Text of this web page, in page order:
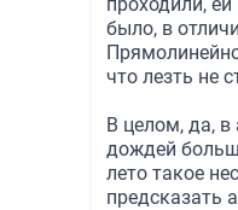
было, в
что лезть не
В целом, да, в
дождей
лето такое
предсказать